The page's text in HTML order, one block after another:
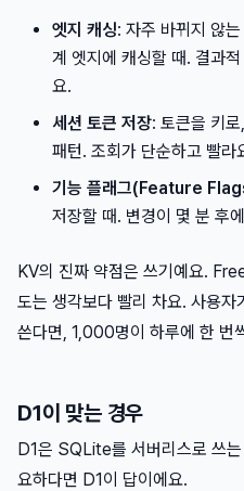
엣지 캐싱: 자주 바뀌지 않
계 엣지에 캐싱할 때. 결과
요.
세션 토큰 저장: 토큰을 키
패턴. 조회가 단순하고 빨라
기능 플래그(Feature
저장할 때. 변경이 몇 분 후
KV의 진짜 약점은 쓰기예요.
도는 생각보다 빨리 차요. 사용
쓴다면, 1,000명이 하루에 한 번
D1이 맞는 경우
D1은 SQLite를 서버리스로 쓰
요하다면 D1이 답이에요.